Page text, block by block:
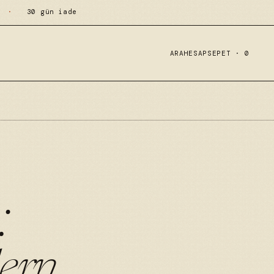
· 30 gün iade
ARAHESAP SEPET ·0